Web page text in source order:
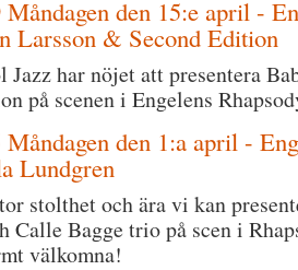
den 15:e april -
Larsson & Second Edition
Jazz har nöjet att presentera
på scenen i Engelens
den 1:a april -
Lundgren
stolthet och ära vi kan
Calle Bagge trio på scen i
välkomna!